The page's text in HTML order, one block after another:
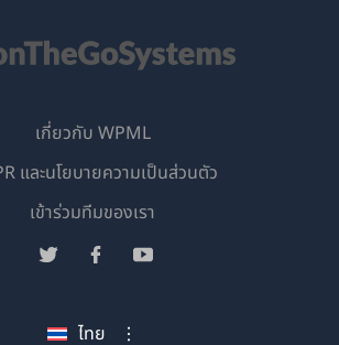
ไทย
เกี่ยวกับ WPML
และนโยบายความเป็นส่วนตัว
เข้าร่วมทีมของเรา
(เปิด
ใหม่)
(เปิด
ใหม่)
(เปิด